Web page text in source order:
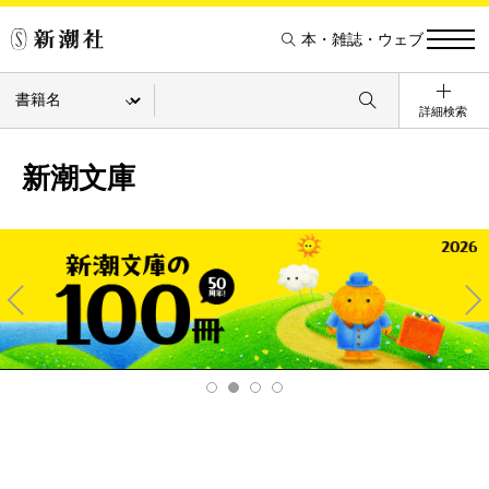
本・雑誌・ウェブ
詳細検索
新潮文庫
Pre
v
Ne
xt